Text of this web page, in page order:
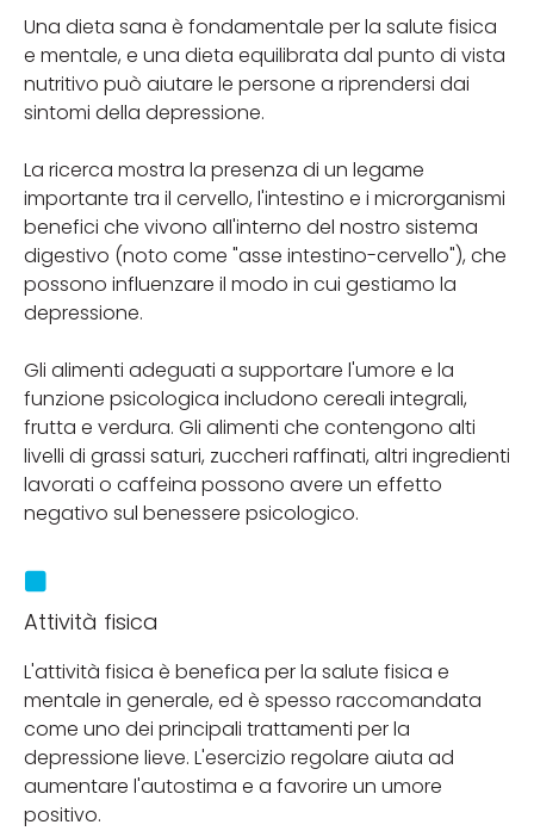
Una dieta sana è fondamentale per la salute fisica
e mentale, e una dieta equilibrata dal punto di vista
nutritivo può aiutare le persone a riprendersi dai
sintomi della depressione.
La ricerca mostra la presenza di un legame
importante tra il cervello, l'intestino e i microrganismi
benefici che vivono all'interno del nostro sistema
digestivo (noto come "asse intestino-cervello"), che
possono influenzare il modo in cui gestiamo la
depressione.
Gli alimenti adeguati a supportare l'umore e la
funzione psicologica includono cereali integrali,
frutta e verdura. Gli alimenti che contengono alti
livelli di grassi saturi, zuccheri raffinati, altri ingredienti
lavorati o caffeina possono avere un effetto
negativo sul benessere psicologico.
Attività fisica
L'attività fisica è benefica per la salute fisica e
mentale in generale, ed è spesso raccomandata
come uno dei principali trattamenti per la
depressione lieve. L'esercizio regolare aiuta ad
aumentare l'autostima e a favorire un umore
positivo.